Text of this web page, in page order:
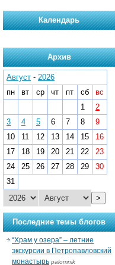
Календарь
Архив
Август - 2026
пн
вт ср чт пт сб
вс
1
2
3
4 5 6 7 8
9
10
11 12 13 14 15
16
17
18 19 20 21 22
23
24
25 26 27 28 29
30
31
>
Последние темы блогов
“Храм у озера” – летние
экскурсии в Петропавловский
монастырь palomnik